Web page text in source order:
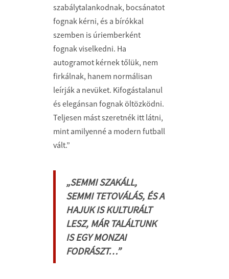
szabálytalankodnak, bocsánatot
fognak kérni, és a bírókkal
szemben is úriemberként
fognak viselkedni. Ha
autogramot kérnek tőlük, nem
firkálnak, hanem normálisan
leírják a nevüket. Kifogástalanul
és elegánsan fognak öltözködni.
Teljesen mást szeretnék itt látni,
mint amilyenné a modern futball
vált.”
„SEMMI SZAKÁLL,
SEMMI TETOVÁLÁS, ÉS A
HAJUK IS KULTURÁLT
LESZ, MÁR TALÁLTUNK
IS EGY MONZAI
FODRÁSZT…”